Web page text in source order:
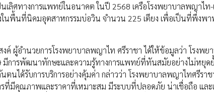
เลิศทางการแพทย์ในอนาคต ในปี 2568 เครือโรงพยาบาลพญาไท-
ในพื้นที่นิคมอุตสาหกรรมบ่อวิน จำนวน 225 เตียง เพื่อเป็นที่พึ่งพ
ผู้อำนวยการโรงพยาบาลพญาไท ศรีราชา ได้ให้ข้อมูลว่า โรงพย
มีการพัฒนาทักษะและความรู้ทางการแพทย์ที่ทันสมัยอย่างไม่หยุ
นได้รับการบริการอย่างคุ้มค่า กล่าวว่า โรงพยาบาลพญาไทศรีร
ารที่มีคุณภาพและราคาที่เหมาะสม มีระบบที่ปลอดภัย น่าเชื่อถือ แล